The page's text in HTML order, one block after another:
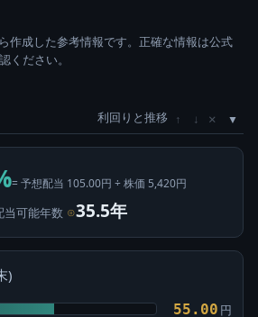
作成した参考情報です。正確な情報は公式
ください。
利回りと推移 ↑ ↓ ×
= 予想配当 105.00円 ÷ 株価 5,420円
当可能年数 ⊙35.5年
)
55.00 円